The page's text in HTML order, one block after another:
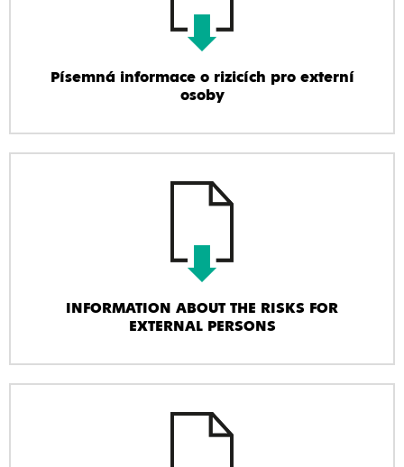
Písemná informace o rizicích pro externí
osoby
INFORMATION ABOUT THE RISKS FOR
EXTERNAL PERSONS